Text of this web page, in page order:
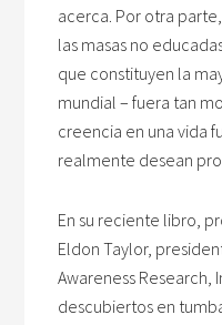
acerca. Por otra
las masas no
que constituyen la
mundial – fuera tan
creencia en una vida
realmente desean
En su reciente libro,
Eldon Taylor,
Awareness Research,
descubiertos en